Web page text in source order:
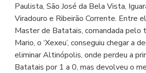
Paulista, São José da Bela Vista,
Viradouro e Ribeirão Corrente. Entre
Master de Batatais, comandada pelo
Mario, o ‘Xexeu’, conseguiu chegar a
eliminar Altinópolis, onde perdeu a
Batatais por 1 a 0, mas devolveu o